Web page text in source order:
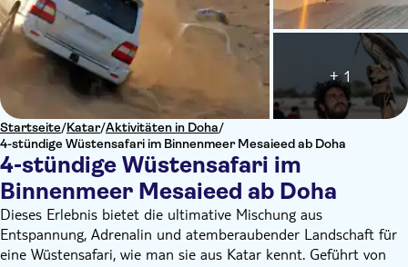
Startseite/Katar/Aktivitäten in Doha/
4-stündige Wüstensafari im Binnenmeer Mesaieed ab Doha
4-stündige Wüstensafari im
Binnenmeer Mesaieed ab Doha
+ 1
Dieses Erlebnis bietet die ultimative Mischung aus
Entspannung, Adrenalin und atemberaubender Landschaft für
eine Wüstensafari, wie man sie aus Katar kennt. Geführt von